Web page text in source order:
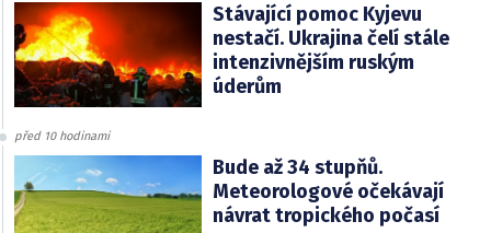
Stávající pomoc Kyjevu
nestačí. Ukrajina čelí stále
intenzivnějším ruským
úderům
před 10 hodinami
Bude až 34 stupňů.
Meteorologové očekávají
návrat tropického počasí